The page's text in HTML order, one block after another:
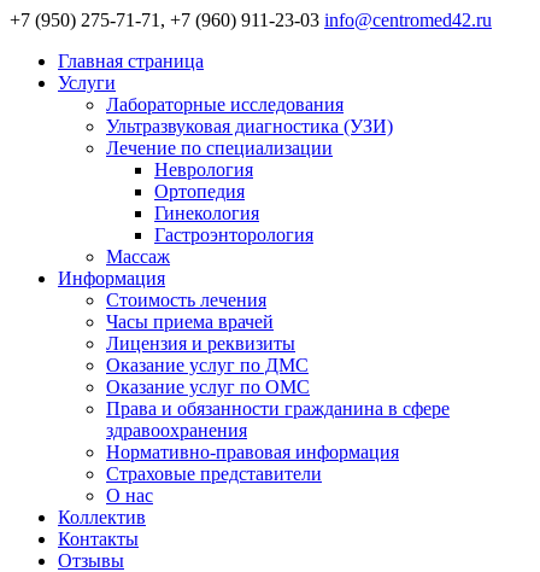
+7 (950) 275-71-71, +7 (960) 911-23-03 info@centromed42.ru
Главная страница
Услуги
Лабораторные исследования
Ультразвуковая диагностика (УЗИ)
Лечение по специализации
Неврология
Ортопедия
Гинекология
Гастроэнторология
Массаж
Информация
Стоимость лечения
Часы приема врачей
Лицензия и реквизиты
Оказание услуг по ДМС
Оказание услуг по ОМС
Права и обязанности гражданина в сфере
здравоохранения
Нормативно-правовая информация
Страховые представители
О нас
Коллектив
Контакты
Отзывы